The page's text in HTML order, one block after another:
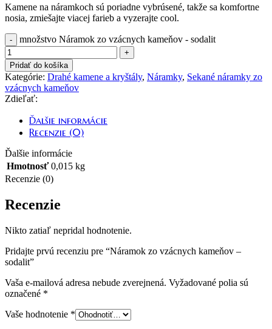
Kamene na náramkoch sú poriadne vybrúsené, takže sa komfortne
nosia, zmiešajte viacej farieb a vyzerajte cool.
množstvo Náramok zo vzácnych kameňov - sodalit
Pridať do košíka
Kategórie: Drahé kamene a kryštály, Náramky, Sekané náramky zo
vzácnych kameňov
Zdieľať:
Ďalšie informácie
Recenzie (0)
Ďalšie informácie
Hmotnosť 0,015 kg
Recenzie (0)
Recenzie
Nikto zatiaľ nepridal hodnotenie.
Pridajte prvú recenziu pre “Náramok zo vzácnych kameňov –
sodalit”
Vaša e-mailová adresa nebude zverejnená. Vyžadované polia sú
označené *
Vaše hodnotenie *